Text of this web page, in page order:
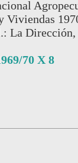
Viviendas
La Dirección,
70 X 8